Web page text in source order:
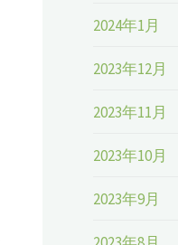
2024年1月
2023年12月
2023年11月
2023年10月
2023年9月